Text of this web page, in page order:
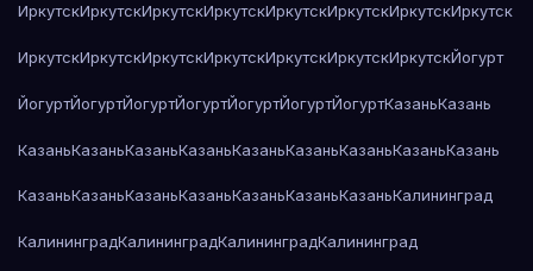
ИркутскИркутскИркутскИркутскИркутскИркутскИркутскИркутск
ИркутскИркутскИркутскИркутскИркутскИркутскИркутскЙогурт
ЙогуртЙогуртЙогуртЙогуртЙогуртЙогуртЙогуртКазаньКазань
КазаньКазаньКазаньКазаньКазаньКазаньКазаньКазаньКазань
КазаньКазаньКазаньКазаньКазаньКазаньКазаньКалининград
КалининградКалининградКалининградКалининград